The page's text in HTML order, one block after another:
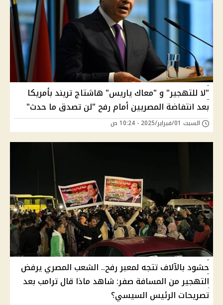
"لا للتهجير" و "معاك ياريس" هاشتاج تريند بأمريكا
بعد انتفاضة المصريين أمام رفح "لن تصدق ما حدث"
السبت 01/فبراير/2025 - 10:24 ص
حشود بالآلاف تتجه لمعبر رفح.. الشعب المصري يرفض
التهجير من المسافة صفر: شاهد ماذا قال ترامب بعد
تصريحات الرئيس السيسي؟